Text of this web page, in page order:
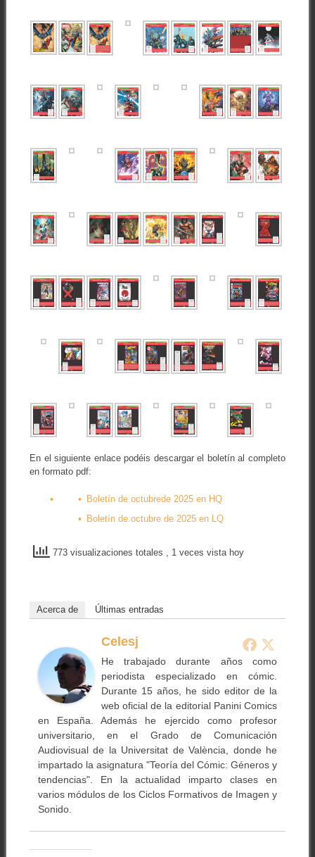
En el siguiente enlace podéis descargar el boletín al completo
en formato pdf:
Boletín de octubrede 2025 en HQ
Boletín de octubre de 2025 en LQ
773 visualizaciones totales , 1 veces vista hoy
Acerca de Últimas entradas
Celesj
He trabajado durante años como
periodista especializado en cómic.
Durante 15 años, he sido editor de la
web oficial de la editorial Panini Comics
en España. Además he ejercido como profesor
universitario, en el Grado de Comunicación
Audiovisual de la Universitat de València, donde he
impartado la asignatura "Teoría del Cómic: Géneros y
tendencias". En la actualidad imparto clases en
varios módulos de los Ciclos Formativos de Imagen y
Sonido.